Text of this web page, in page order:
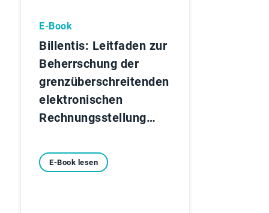
E-Book
Billentis: Leitfaden zur
Beherrschung der
grenzüberschreitenden
elektronischen
Rechnungsstellung…
E-Book lesen